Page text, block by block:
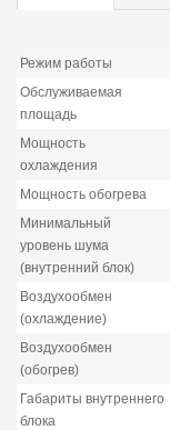
Режим работы
Обслуживаемая
площадь
Мощность
охлаждения
Мощность обогрева
Минимальный
уровень шума
(внутренний блок)
Воздухообмен
(охлаждение)
Воздухообмен
(обогрев)
Габариты внутреннего
блока